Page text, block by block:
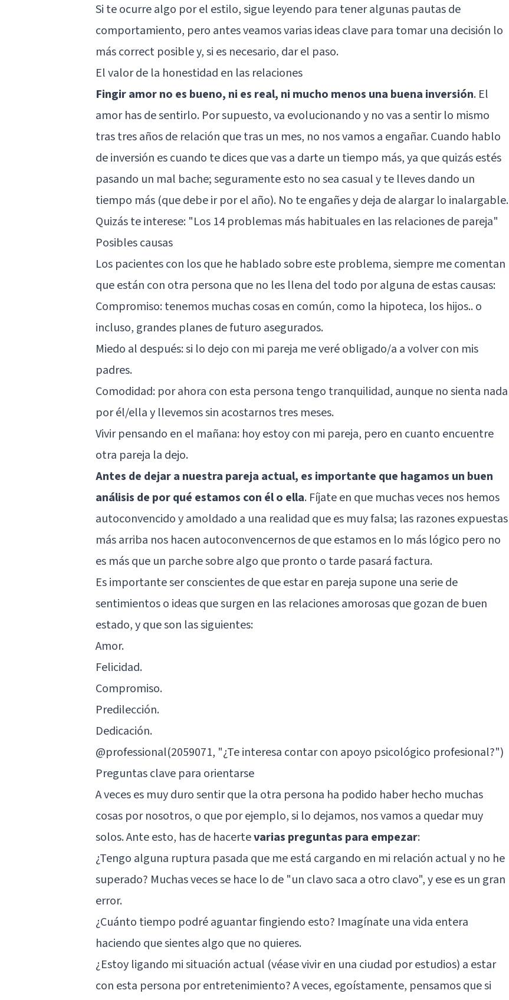
Si te ocurre algo por el estilo, sigue leyendo para tener algunas pautas de
comportamiento, pero antes veamos varias ideas clave para tomar una decisión lo
más correct posible y, si es necesario, dar el paso.
El valor de la honestidad en las relaciones
Fingir amor no es bueno, ni es real, ni mucho menos una buena inversión. El
amor has de sentirlo. Por supuesto, va evolucionando y no vas a sentir lo mismo
tras tres años de relación que tras un mes, no nos vamos a engañar. Cuando hablo
de inversión es cuando te dices que vas a darte un tiempo más, ya que quizás estés
pasando un mal bache; seguramente esto no sea casual y te lleves dando un
tiempo más (que debe ir por el año). No te engañes y deja de alargar lo inalargable.
Quizás te interese: "Los 14 problemas más habituales en las relaciones de pareja"
Posibles causas
Los pacientes con los que he hablado sobre este problema, siempre me comentan
que están con otra persona que no les llena del todo por alguna de estas causas:
Compromiso: tenemos muchas cosas en común, como la hipoteca, los hijos.. o
incluso, grandes planes de futuro asegurados.
Miedo al después: si lo dejo con mi pareja me veré obligado/a a volver con mis
padres.
Comodidad: por ahora con esta persona tengo tranquilidad, aunque no sienta nada
por él/ella y llevemos sin acostarnos tres meses.
Vivir pensando en el mañana: hoy estoy con mi pareja, pero en cuanto encuentre
otra pareja la dejo.
Antes de dejar a nuestra pareja actual, es importante que hagamos un buen
análisis de por qué estamos con él o ella. Fíjate en que muchas veces nos hemos
autoconvencido y amoldado a una realidad que es muy falsa; las razones expuestas
más arriba nos hacen autoconvencernos de que estamos en lo más lógico pero no
es más que un parche sobre algo que pronto o tarde pasará factura.
Es importante ser conscientes de que estar en pareja supone una serie de
sentimientos o ideas que surgen en las relaciones amorosas que gozan de buen
estado, y que son las siguientes:
Amor.
Felicidad.
Compromiso.
Predilección.
Dedicación.
@professional(2059071, "¿Te interesa contar con apoyo psicológico profesional?")
Preguntas clave para orientarse
A veces es muy duro sentir que la otra persona ha podido haber hecho muchas
cosas por nosotros, o que por ejemplo, si lo dejamos, nos vamos a quedar muy
solos. Ante esto, has de hacertevarias preguntas para empezar:
¿Tengo alguna ruptura pasada que me está cargando en mi relación actual y no he
superado? Muchas veces se hace lo de "un clavo saca a otro clavo", y ese es un gran
error.
¿Cuánto tiempo podré aguantar fingiendo esto? Imagínate una vida entera
haciendo que sientes algo que no quieres.
¿Estoy ligando mi situación actual (véase vivir en una ciudad por estudios) a estar
con esta persona por entretenimiento? A veces, egoístamente, pensamos que si